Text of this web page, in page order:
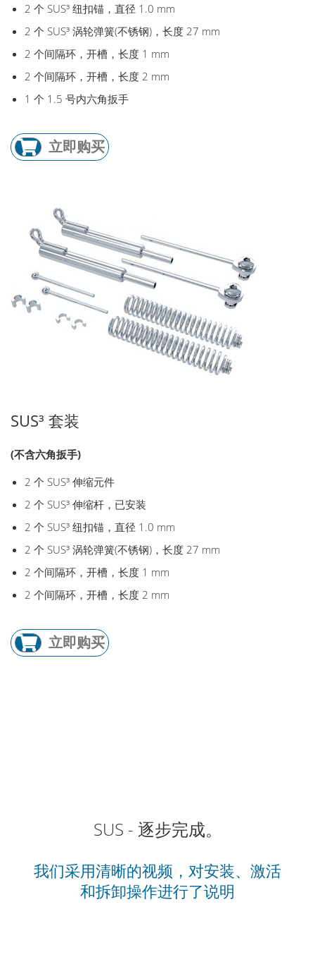
2 个 SUS³ 纽扣锚，直径 1.0 mm
2 个 SUS³ 涡轮弹簧(不锈钢)，长度 27 mm
2 个间隔环，开槽，长度 1 mm
2 个间隔环，开槽，长度 2 mm
1 个 1.5 号内六角扳手
立即购买
SUS³ 套装
(不含六角扳手)
2 个 SUS³ 伸缩元件
2 个 SUS³ 伸缩杆，已安装
2 个 SUS³ 纽扣锚，直径 1.0 mm
2 个 SUS³ 涡轮弹簧(不锈钢)，长度 27 mm
2 个间隔环，开槽，长度 1 mm
2 个间隔环，开槽，长度 2 mm
立即购买
SUS - 逐步完成。
我们采用清晰的视频，对安装、激活
和拆卸操作进行了说明